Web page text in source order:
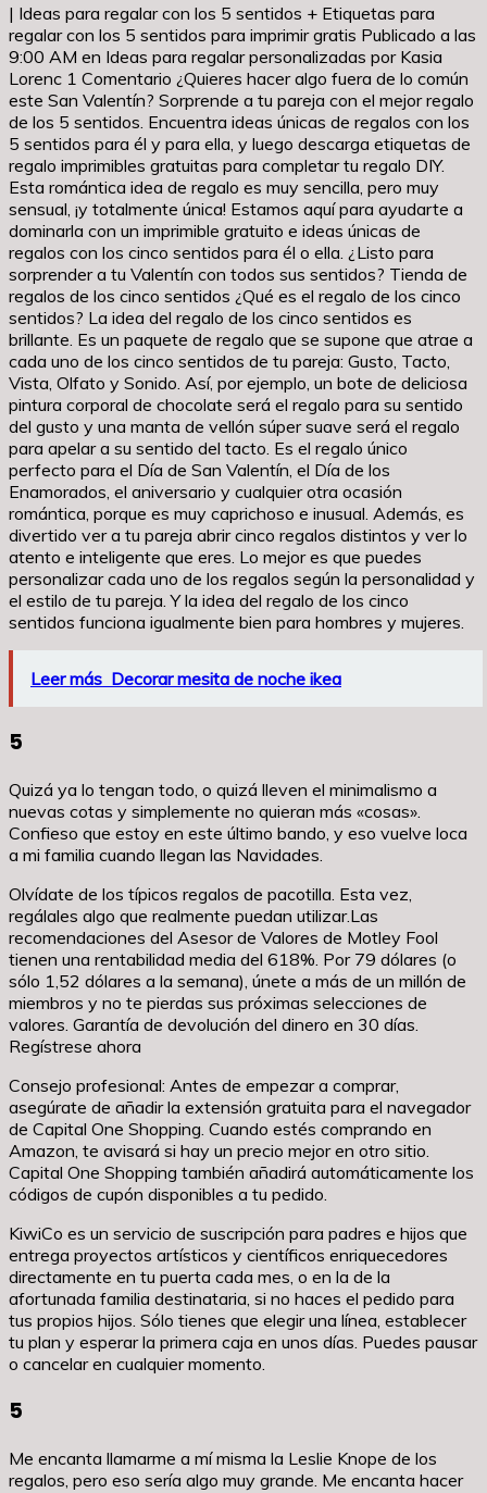
| Ideas para regalar con los 5 sentidos + Etiquetas para
regalar con los 5 sentidos para imprimir gratis Publicado a las
9:00 AM en Ideas para regalar personalizadas por Kasia
Lorenc 1 Comentario ¿Quieres hacer algo fuera de lo común
este San Valentín? Sorprende a tu pareja con el mejor regalo
de los 5 sentidos. Encuentra ideas únicas de regalos con los
5 sentidos para él y para ella, y luego descarga etiquetas de
regalo imprimibles gratuitas para completar tu regalo DIY.
Esta romántica idea de regalo es muy sencilla, pero muy
sensual, ¡y totalmente única! Estamos aquí para ayudarte a
dominarla con un imprimible gratuito e ideas únicas de
regalos con los cinco sentidos para él o ella. ¿Listo para
sorprender a tu Valentín con todos sus sentidos? Tienda de
regalos de los cinco sentidos ¿Qué es el regalo de los cinco
sentidos? La idea del regalo de los cinco sentidos es
brillante. Es un paquete de regalo que se supone que atrae a
cada uno de los cinco sentidos de tu pareja: Gusto, Tacto,
Vista, Olfato y Sonido. Así, por ejemplo, un bote de deliciosa
pintura corporal de chocolate será el regalo para su sentido
del gusto y una manta de vellón súper suave será el regalo
para apelar a su sentido del tacto. Es el regalo único
perfecto para el Día de San Valentín, el Día de los
Enamorados, el aniversario y cualquier otra ocasión
romántica, porque es muy caprichoso e inusual. Además, es
divertido ver a tu pareja abrir cinco regalos distintos y ver lo
atento e inteligente que eres. Lo mejor es que puedes
personalizar cada uno de los regalos según la personalidad y
el estilo de tu pareja. Y la idea del regalo de los cinco
sentidos funciona igualmente bien para hombres y mujeres.
Leer más Decorar mesita de noche ikea
5
Quizá ya lo tengan todo, o quizá lleven el minimalismo a
nuevas cotas y simplemente no quieran más «cosas».
Confieso que estoy en este último bando, y eso vuelve loca
a mi familia cuando llegan las Navidades.
Olvídate de los típicos regalos de pacotilla. Esta vez,
regálales algo que realmente puedan utilizar.Las
recomendaciones del Asesor de Valores de Motley Fool
tienen una rentabilidad media del 618%. Por 79 dólares (o
sólo 1,52 dólares a la semana), únete a más de un millón de
miembros y no te pierdas sus próximas selecciones de
valores. Garantía de devolución del dinero en 30 días.
Regístrese ahora
Consejo profesional: Antes de empezar a comprar,
asegúrate de añadir la extensión gratuita para el navegador
de Capital One Shopping. Cuando estés comprando en
Amazon, te avisará si hay un precio mejor en otro sitio.
Capital One Shopping también añadirá automáticamente los
códigos de cupón disponibles a tu pedido.
KiwiCo es un servicio de suscripción para padres e hijos que
entrega proyectos artísticos y científicos enriquecedores
directamente en tu puerta cada mes, o en la de la
afortunada familia destinataria, si no haces el pedido para
tus propios hijos. Sólo tienes que elegir una línea, establecer
tu plan y esperar la primera caja en unos días. Puedes pausar
o cancelar en cualquier momento.
5
Me encanta llamarme a mí misma la Leslie Knope de los
regalos, pero eso sería algo muy grande. Me encanta hacer